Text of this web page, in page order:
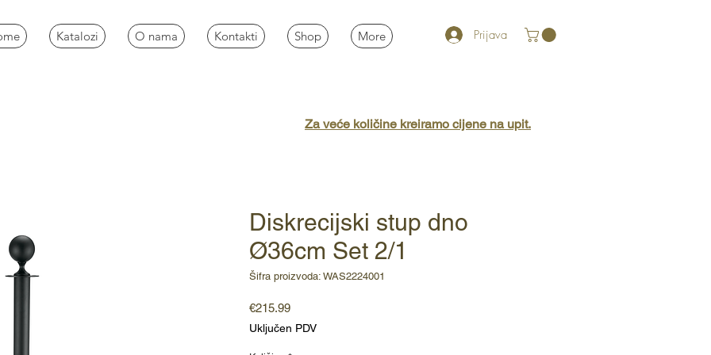
Katalozi O nama Kontakti Shop More Prijava
Diskrecijski stup dno
Ø36cm Set 2/1
Šifra proizvoda: WAS2224001
€215.99Cijena
Uključen PDV
Za veće količine kreiramo cijene na upit.